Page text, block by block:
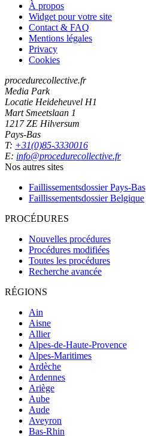
À propos
Widget pour votre site
Contact & FAQ
Mentions légales
Privacy
Cookies
procedurecollective.fr
Media Park
Locatie Heideheuvel H1
Mart Smeetslaan 1
1217 ZE Hilversum
Pays-Bas
T: +31(0)85-3330016
E: info@procedurecollective.fr
Nos autres sites
Faillissementsdossier Pays-Bas
Faillissementsdossier Belgique
PROCÉDURES
Nouvelles procédures
Procédures modifiées
Toutes les procédures
Recherche avancée
RÉGIONS
Ain
Aisne
Allier
Alpes-de-Haute-Provence
Alpes-Maritimes
Ardèche
Ardennes
Ariège
Aube
Aude
Aveyron
Bas-Rhin